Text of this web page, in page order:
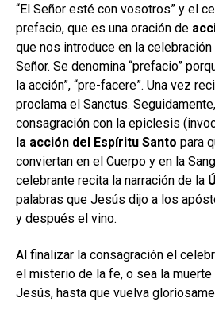
“El Señor esté con vosotros” y el
prefacio, que es una oración de
que nos introduce en la
Señor. Se denomina “prefacio”
la acción”, “pre-facere”. Una vez
proclama el Sanctus.
consagración con la epiclesis
la acción del Espíritu Santo para
conviertan en el Cuerpo y en la
celebrante recita la narración de la
palabras que Jesús dijo a los
y después el vino.
Al finalizar la consagración el
el misterio de la fe, o sea la
Jesús, hasta que vuelva